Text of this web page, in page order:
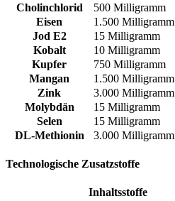
Cholinchlorid
500 Milligramm
Eisen
1.500 Milligramm
Jod E2
15 Milligramm
Kobalt
10 Milligramm
Kupfer
750 Milligramm
Mangan
1.500 Milligramm
Zink
3.000 Milligramm
Molybdän
15 Milligramm
Selen
15 Milligramm
DL-Methionin
3.000 Milligramm
Technologische Zusatzstoffe
Inhaltsstoffe